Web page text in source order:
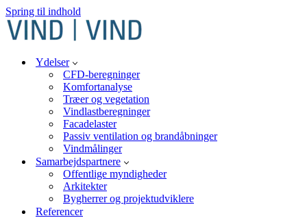
Spring til indhold
Ydelser
CFD-beregninger
Komfortanalyse
Træer og vegetation
Vindlastberegninger
Facadelaster
Passiv ventilation og brandåbninger
Vindmålinger
Samarbejdspartnere
Offentlige myndigheder
Arkitekter
Bygherrer og projektudviklere
Referencer